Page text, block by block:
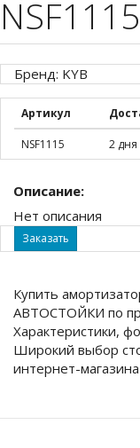
Бренд: KYB
Артикул
NSF1115 2 дня
Описание:
Нет описания
Заказать
Купить
АВТОСТОЙКИ по
Характеристики,
Широкий выбор
интернет-